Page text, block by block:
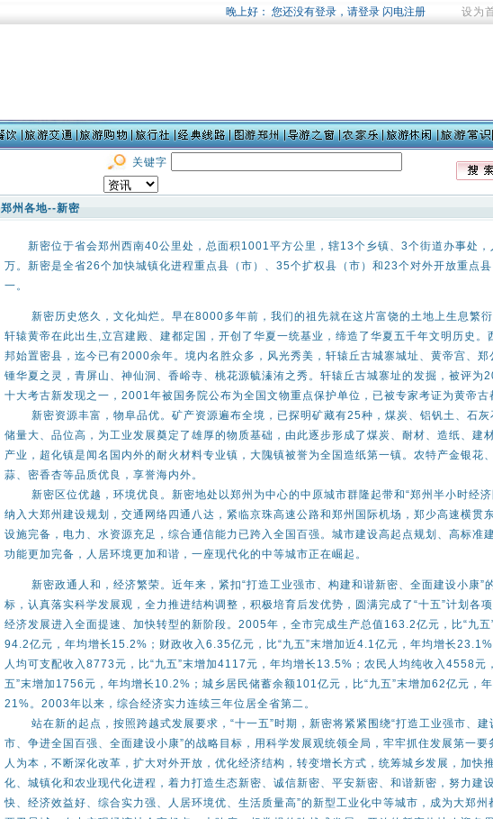
设为
关键字
郑州各地--新密
新密位于省会郑州西南40公里处，总面积1001平方公里，辖13个乡镇、3个街道办事处，
万。新密是全省26个加快城镇化进程重点县（市）、35个扩权县（市）和23个对外开放重点县
一。
新密历史悠久，文化灿烂。早在8000多年前，我们的祖先就在这片富饶的土地上生息繁衍
轩辕黄帝在此出生,立宫建殿、建都定国，开创了华夏一统基业，缔造了华夏五千年文明历史。
邦始置密县，迄今已有2000余年。境内名胜众多，风光秀美，轩辕丘古城寨城址、黄帝宫、郑
锺华夏之灵，青屏山、神仙洞、香峪寺、桃花源毓溱洧之秀。轩辕丘古城寨址的发掘，被评为
十大考古新发现之一，2001年被国务院公布为全国文物重点保护单位，已被专家考证为黄帝古
新密资源丰富，物阜品优。矿产资源遍布全境，已探明矿藏有25种，煤炭、铝钒土、石灰
储量大、品位高，为工业发展奠定了雄厚的物质基础，由此逐步形成了煤炭、耐材、造纸、建
产业，超化镇是闻名国内外的耐火材料专业镇，大隗镇被誉为全国造纸第一镇。农特产金银花
蒜、密香杏等品质优良，享誉海内外。
新密区位优越，环境优良。新密地处以郑州为中心的中原城市群隆起带和“郑州半小时经济
纳入大郑州建设规划，交通网络四通八达，紧临京珠高速公路和郑州国际机场，郑少高速横贯
设施完备，电力、水资源充足，综合通信能力已跨入全国百强。城市建设高起点规划、高标准
功能更加完备，人居环境更加和谐，一座现代化的中等城市正在崛起。
新密政通人和，经济繁荣。近年来，紧扣“打造工业强市、构建和谐新密、全面建设小康”
标，认真落实科学发展观，全力推进结构调整，积极培育后发优势，圆满完成了“十五”计划各项
经济发展进入全面提速、加快转型的新阶段。2005年，全市完成生产总值163.2亿元，比“九五
94.2亿元，年均增长15.2%；财政收入6.35亿元，比“九五”末增加近4.1亿元，年均增长
人均可支配收入8773元，比“九五”末增加4117元，年均增长13.5%；农民人均纯收入4558元
五”末增加1756元，年均增长10.2%；城乡居民储蓄余额101亿元，比“九五”末增加62亿元，
21%。2003年以来，综合经济实力连续三年位居全省第二。
站在新的起点，按照跨越式发展要求，“十一五”时期，新密将紧紧围绕“打造工业强市、建
市、争进全国百强、全面建设小康”的战略目标，用科学发展观统领全局，牢牢抓住发展第一要
人为本，不断深化改革，扩大对外开放，优化经济结构，转变增长方式，统筹城乡发展，加快
化、城镇化和农业现代化进程，着力打造生态新密、诚信新密、平安新密、和谐新密，努力建
快、经济效益好、综合实力强、人居环境优、生活质量高”的新型工业化中等城市，成为大郑州